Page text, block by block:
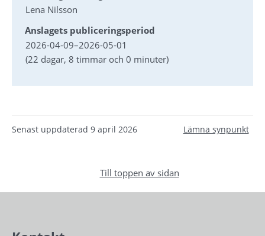
Lena Nilsson
Anslagets publiceringsperiod
2026-04-09–2026-05-01
(22 dagar, 8 timmar och 0 minuter)
Senast uppdaterad 9 april 2026 Lämna synpunkt
Till toppen av sidan